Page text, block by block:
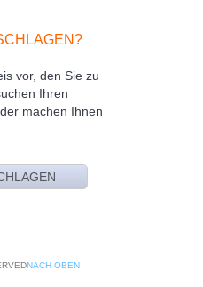
vor, den Sie zu
Ihren
machen Ihnen
NACH OBEN